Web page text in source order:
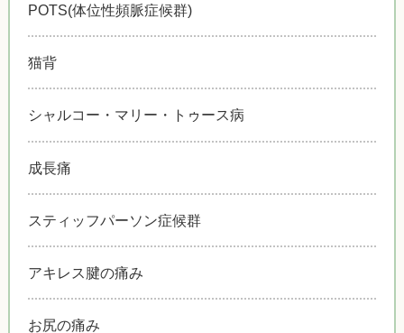
POTS(体位性頻脈症候群)
猫背
シャルコー・マリー・トゥース病
成長痛
スティッフパーソン症候群
アキレス腱の痛み
お尻の痛み